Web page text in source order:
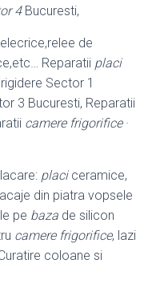
4Bucuresti,
de
Reparatii placi
Sector 1
3 Bucuresti, Reparatii
camere frigorifice·
placiceramice,
din piatra vopsele
pe baza de silicon
camere frigorifice, lazi
coloane si